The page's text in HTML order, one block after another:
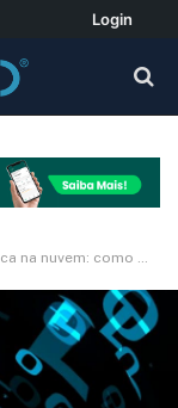
Login
fica a segurança digital?